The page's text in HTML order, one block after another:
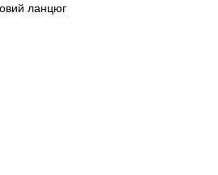
ланцюг